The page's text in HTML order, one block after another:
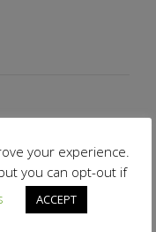
entdeckt und ihre
your experience.
you can opt-out if
ACCEPT